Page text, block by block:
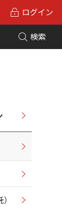
検索
ログイン